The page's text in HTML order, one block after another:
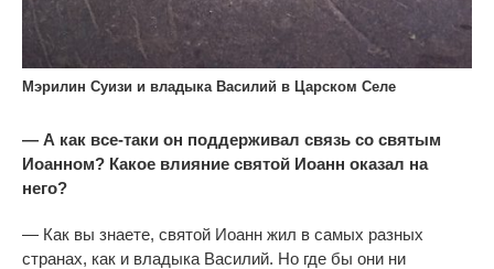
Мэрилин Суизи и владыка Василий в Царском Селе
— А как все-таки он поддерживал связь со святым
Иоанном? Какое влияние святой Иоанн оказал на
него?
— Как вы знаете, святой Иоанн жил в самых разных
странах, как и владыка Василий. Но где бы они ни